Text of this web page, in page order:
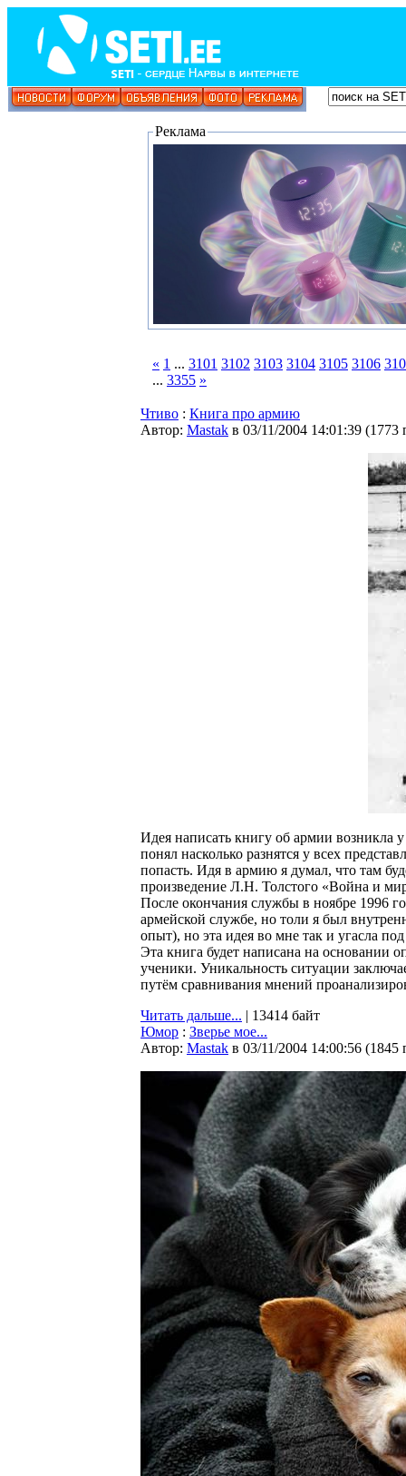
Реклама
« 1 ... 3101 3102 3103 3104 3105 3106
... 3355 »
Чтиво : Книга про армию
Автор: Мastak в 03/11/2004 14:01:39 (1773
Идея написать книгу об армии возникла
понял насколько разнятся у всех
попасть. Идя в армию я думал, что там
произведение Л.Н. Толстого «Война и
После окончания службы в ноябре 1996
армейской службе, но толи я был
опыт), но эта идея во мне так и угасла
Эта книга будет написана на основании
ученики. Уникальность ситуации
путём сравнивания мнений
Читать дальше... | 13414 байт
Юмор : Зверье мое...
Автор: Мastak в 03/11/2004 14:00:56 (1845